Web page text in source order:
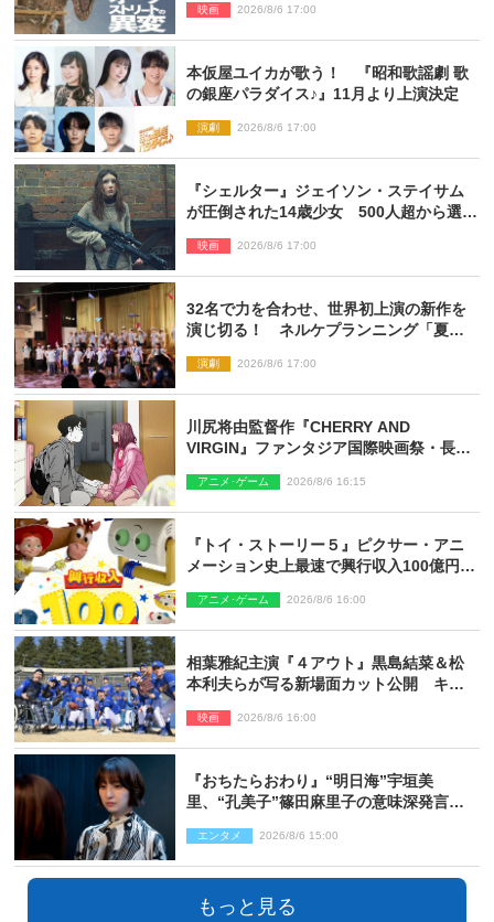
解禁
映画 2026/8/6 17:00
本仮屋ユイカが歌う！ 『昭和歌謡劇 歌
の銀座パラダイス♪』11月より上演決定
演劇 2026/8/6 17:00
『シェルター』ジェイソン・ステイサム
が圧倒された14歳少女 500人超から選出
とは
映画 2026/8/6 17:00
32名で力を合わせ、世界初上演の新作を
演じ切る！ ネルケプランニング「夏休
ト【最終日】
演劇 2026/8/6 17:00
川尻将由監督作『CHERRY AND
VIRGIN』ファンタジア国際映画祭・長編
アニメ･ゲーム 2026/8/6 16:15
『トイ・ストーリー５』ピクサー・アニ
メーション史上最速で興行収入100億円突
アニメ･ゲーム 2026/8/6 16:00
相葉雅紀主演『４アウト』黒島結菜＆松
本利夫らが写る新場面カット公開 キャ
映画 2026/8/6 16:00
『おちたらおわり』“明日海”宇垣美
里、“孔美子”篠田麻里子の意味深発言に
開」
エンタメ 2026/8/6 15:00
もっと見る